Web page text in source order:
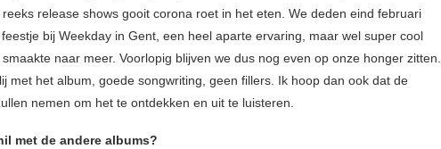
release shows gooit corona roet in het eten. We deden eind februari
bij Weekday in Gent, een heel aparte ervaring, maar wel super cool
naar meer. Voorlopig blijven we dus nog even op onze honger zitten.
met het album, goede songwriting, geen fillers. Ik hoop dan ook dat de
nemen om het te ontdekken en uit te luisteren.
met de andere albums?